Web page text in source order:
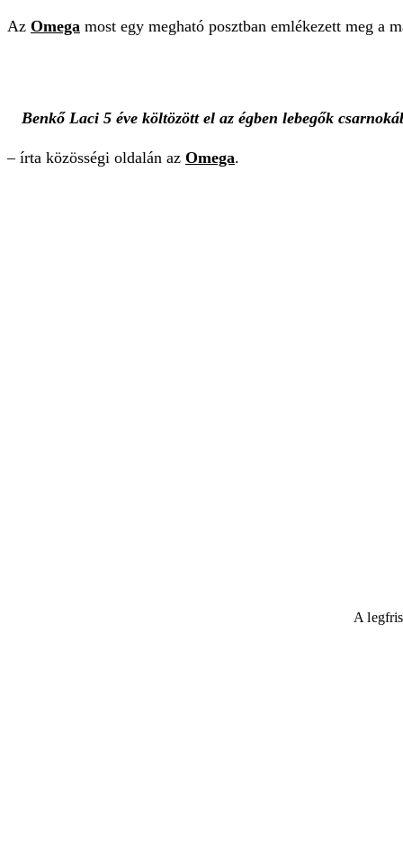
Az Omega most egy megható posztban emlékezett meg a
Benkő Laci 5 éve költözött el az égben lebegők
– írta közösségi oldalán az Omega.
A